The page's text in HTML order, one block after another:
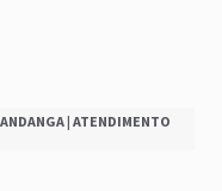
| ATENDIMENTO